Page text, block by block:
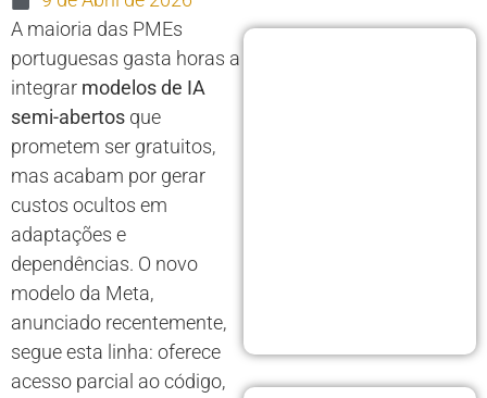
A maioria das PMEs
portuguesas gasta horas a
integrar modelos de IA
semi-abertos que
prometem ser gratuitos,
mas acabam por gerar
custos ocultos em
adaptações e
dependências. O novo
modelo da Meta,
anunciado recentemente,
segue esta linha: oferece
acesso parcial ao código,